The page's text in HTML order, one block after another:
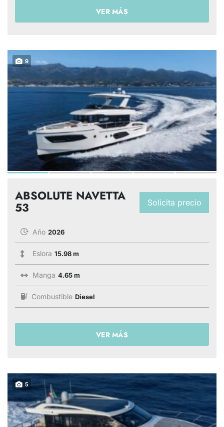
VER MÁS
9
Solicita precio
ABSOLUTE NAVETTA
53
Año 2026
Eslora 15.98 m
Manga 4.65 m
Combustible Diesel
VER MÁS
5